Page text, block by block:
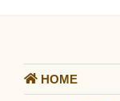
HOME